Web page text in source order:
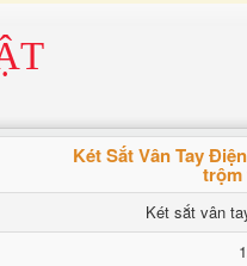
Két Sắt Vân Tay
trộm
Két sắt vân